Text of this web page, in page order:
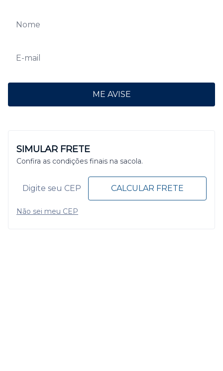
ME AVISE
SIMULAR FRETE
Confira as condições finais na sacola.
CALCULAR FRETE
Não sei meu CEP